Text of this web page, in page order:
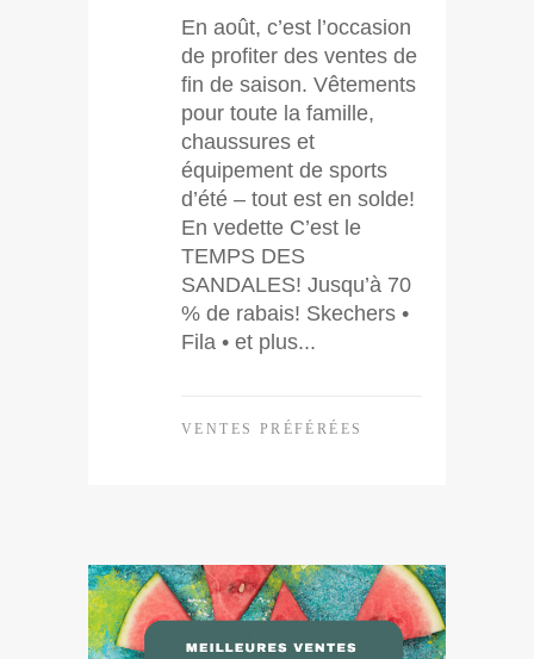
En août, c’est l’occasion
de profiter des ventes de
fin de saison. Vêtements
pour toute la famille,
chaussures et
équipement de sports
d’été – tout est en solde!
En vedette C’est le
TEMPS DES
SANDALES! Jusqu’à 70
% de rabais! Skechers •
Fila • et plus...
VENTES PRÉFÉRÉES